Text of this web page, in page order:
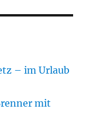
– im Urlaub
mit